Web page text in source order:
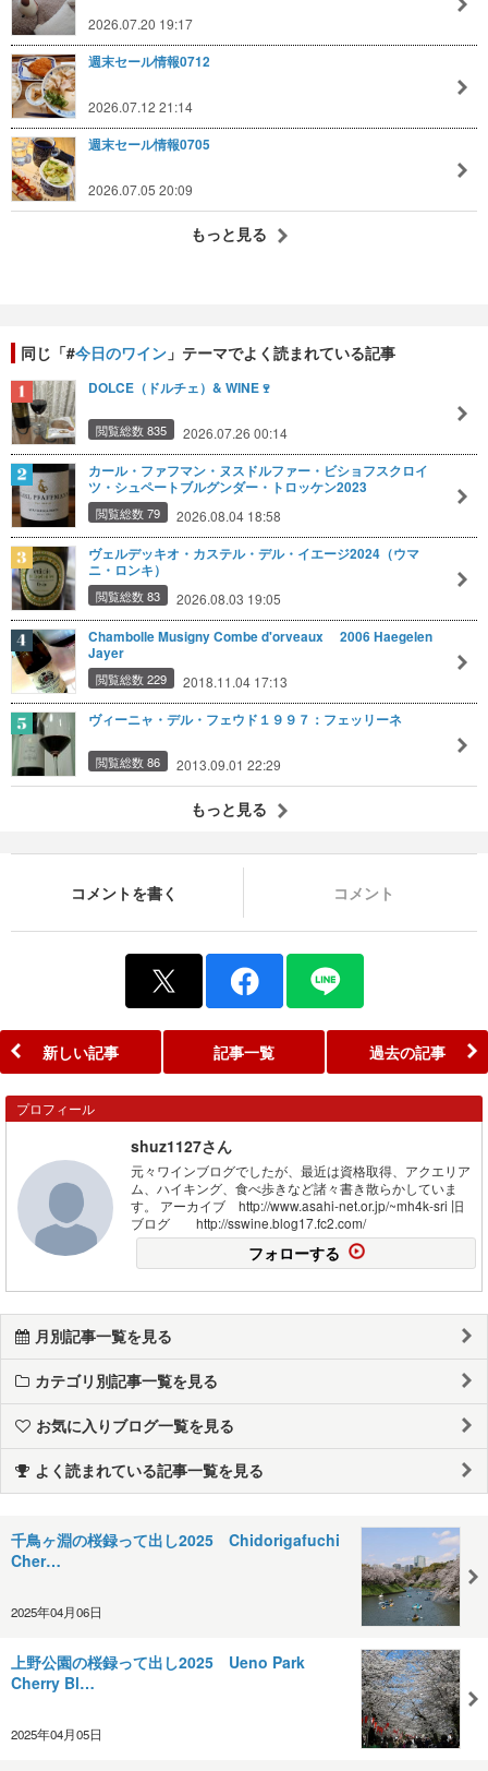
2026.07.20 19:17
週末セール情報0712
2026.07.12 21:14
週末セール情報0705
2026.07.05 20:09
もっと見る
同じ「#今日のワイン 」テーマでよく読まれている記事
DOLCE（ドルチェ）& WINE🍷
閲覧総数 835 2026.07.26 00:14
カール・ファフマン・ヌスドルファー・ビショフスクロイ
ツ・シュペートブルグンダー・トロッケン2023
閲覧総数 79 2026.08.04 18:58
ヴェルデッキオ・カステル・デル・イエージ2024（ウマ
ニ・ロンキ）
閲覧総数 83 2026.08.03 19:05
Chambolle Musigny Combe d'orveaux 2006 Haegelen
Jayer
閲覧総数 229 2018.11.04 17:13
ヴィーニャ・デル・フェウド１９９７：フェッリーネ
閲覧総数 86 2013.09.01 22:29
もっと見る
コメントを書く コメント
新しい記事 記事一覧 過去の記事
プロフィール
shuz1127さん
元々ワインブログでしたが、最近は資格取得、アクエリア
ム、ハイキング、食べ歩きなど諸々書き散らかしていま
す。 アーカイブ http://www.asahi-net.or.jp/~mh4k-sri 旧
ブログ http://sswine.blog17.fc2.com/
フォローする
月別記事一覧を見る
カテゴリ別記事一覧を見る
お気に入りブログ一覧を見る
よく読まれている記事一覧を見る
千鳥ヶ淵の桜録って出し2025 Chidorigafuchi
Cher…
2025年04月06日
上野公園の桜録って出し2025 Ueno Park
Cherry Bl…
2025年04月05日